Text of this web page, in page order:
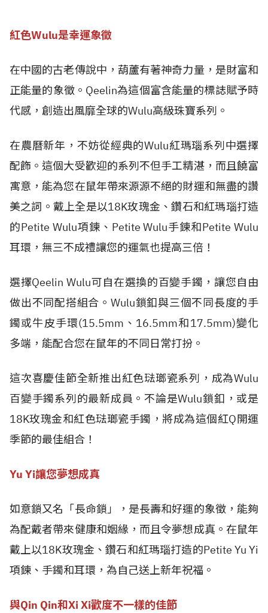
紅色Wulu是幸運象徵
在中國的古老傳說中，葫蘆有著神奇力量，是財富和
正能量的象徵。Qeelin為這個富含能量的標誌賦予時
代感，創造出風靡全球的Wulu高級珠寶系列。
在農曆新年，不妨從經典的Wulu紅瑪瑙系列中選擇
配飾。這個大受歡迎的系列不但手工精湛，而且饒富
寓意，能為您在鼠年帶來源源不絕的財運和無盡的讚
美之詞。戴上全是以18K玫瑰金、鑽石和紅瑪瑙打造
的Petite Wulu項鍊、Petite Wulu手鍊和Petite Wulu
耳環，無三不成禮讓您的運氣也提高三倍！
選擇Qeelin Wulu可自在選換的百變手鐲，讓您自由
做出不同配搭組合。Wulu鎖釦與三個不同長度的手
鐲或牛皮手環(15.5mm、16.5mm和17.5mm)變化
多端，能配合您在鼠年的不同日常打扮。
這次喜慶佳節全新推出紅色琺瑯瓷系列，成為Wulu
百變手鐲系列的最新成員。不論是Wulu鎖釦，或是
18K玫瑰金和紅色琺瑯瓷手鐲，將成為這個紅Q開運
季節的最佳組合！
Yu Yi讓您夢想成真
如意鎖又名「長命鎖」，是長壽和好運的象徵，能夠
為配戴者帶來健康和姻緣，而且令夢想成真。在鼠年
戴上以18K玫瑰金、鑽石和紅瑪瑙打造的Petite Yu Yi
項鍊、手鐲和耳環，為自己送上新年祝福。
與Qin Qin和Xi Xi歡度不一樣的佳節